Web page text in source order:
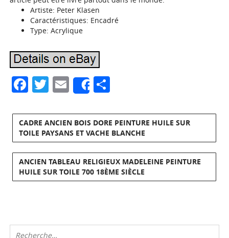
Artiste: Peter Klasen
Caractéristiques: Encadré
Type: Acrylique
Facebook
Twitter
Email
Share
CADRE ANCIEN BOIS DORE PEINTURE HUILE SUR
TOILE PAYSANS ET VACHE BLANCHE
ANCIEN TABLEAU RELIGIEUX MADELEINE PEINTURE
HUILE SUR TOILE 700 18ÈME SIÈCLE